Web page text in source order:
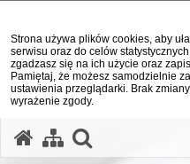
Strona używa plików cookies, aby
serwisu oraz do celów
zgadzasz się na ich użycie oraz
Pamiętaj, że możesz samodzielnie
ustawienia przeglądarki. Brak
wyrażenie zgody.